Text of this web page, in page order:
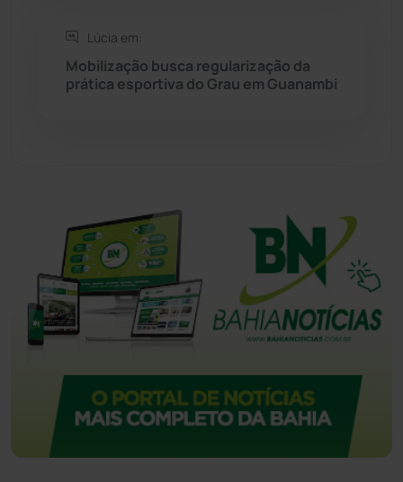
Tecnologia
Lúcia em:
Mobilização busca regularização da
prática esportiva do Grau em Guanambi